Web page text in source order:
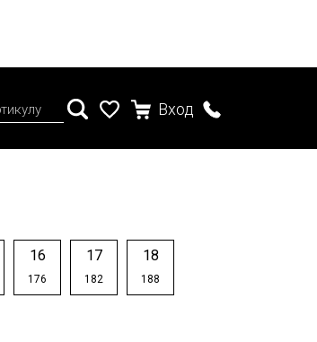
Вход
16
176
17
182
18
188